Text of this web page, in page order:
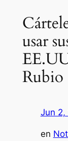
usar
Rubio
Jun 2,
en